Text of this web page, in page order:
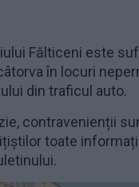
Fălticeni este
în locuri
din traficul auto.
contravenienții
toate